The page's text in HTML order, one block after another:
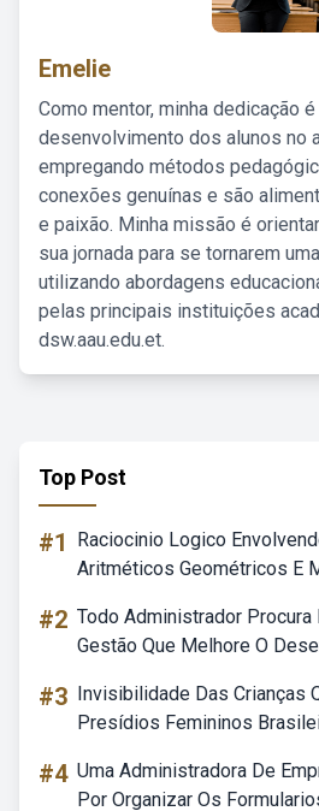
Emelie
Como mentor, minha dedicação
desenvolvimento dos alunos no
empregando métodos
conexões genuínas e são
e paixão. Minha missão é
sua jornada para se tornarem
utilizando abordagens
pelas principais instituições
dsw.aau.edu.et.
Top Post
#1
Raciocinio Logico
Aritméticos Geométricos E
#2 Todo Administrador Procura
Gestão Que Melhore O
#3 Invisibilidade Das Crianças
Presídios Femininos
#4 Uma Administradora De
Por Organizar Os